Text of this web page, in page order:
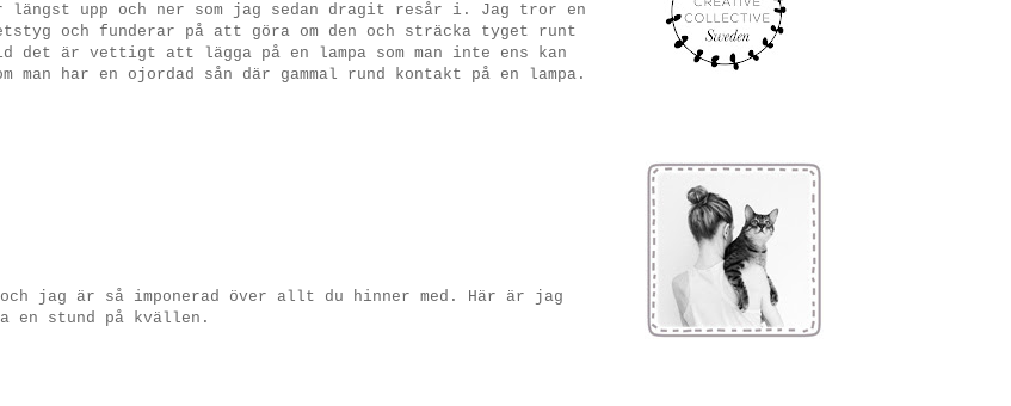
längst upp och ner som jag sedan dragit resår i. Jag tror en
och funderar på att göra om den och sträcka tyget runt
det är vettigt att lägga på en lampa som man inte ens kan
man har en ojordad sån där gammal rund kontakt på en lampa.
jag är så imponerad över allt du hinner med. Här är jag
en stund på kvällen.